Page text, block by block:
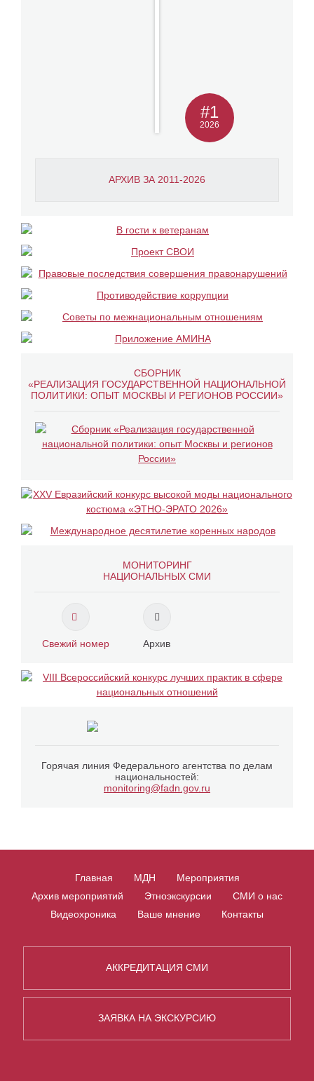
АРХИВ ЗА 2011-2026
#1
2026
СБОРНИК
«РЕАЛИЗАЦИЯ ГОСУДАРСТВЕННОЙ НАЦИОНАЛЬНОЙ
ПОЛИТИКИ: ОПЫТ МОСКВЫ И РЕГИОНОВ РОССИИ»
МОНИТОРИНГ
НАЦИОНАЛЬНЫХ СМИ
Свежий номер Архив
Горячая линия Федерального агентства по делам
национальностей:
monitoring@fadn.gov.ru
Главная МДН
Мероприятия
Архив мероприятий
Этноэкскурсии
СМИ о нас
Видеохроника
Ваше мнение Контакты
АККРЕДИТАЦИЯ СМИ
ЗАЯВКА НА ЭКСКУРСИЮ